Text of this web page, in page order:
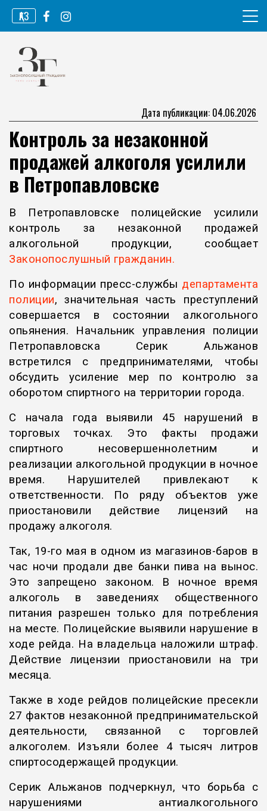
Перейти
содержимому
ҚАЗ
Законопослушный гражданин
Дата публикации: 04.06.2026
Контроль за незаконной
продажей алкоголя усилили
в Петропавловске
В Петропавловске полицейские усилили
контроль за незаконной продажей
алкогольной продукции, сообщает
Законопослушный гражданин.
По информации пресс-службы департамента
полиции, значительная часть преступлений
совершается в состоянии алкогольного
опьянения. Начальник управления полиции
Петропавловска Серик Альжанов
встретился с предпринимателями, чтобы
обсудить усиление мер по контролю за
оборотом спиртного на территории города.
С начала года выявили 45 нарушений в
торговых точках. Это факты продажи
спиртного несовершеннолетним и
реализации алкогольной продукции в ночное
время. Нарушителей привлекают к
ответственности. По ряду объектов уже
приостановили действие лицензий на
продажу алкоголя.
Так, 19-го мая в одном из магазинов-баров в
час ночи продали две банки пива на вынос.
Это запрещено законом. В ночное время
алкоголь в заведениях общественного
питания разрешен только для потребления
на месте. Полицейские выявили нарушение в
ходе рейда. На владельца наложили штраф.
Действие лицензии приостановили на три
месяца.
Также в ходе рейдов полицейские пресекли
27 фактов незаконной предпринимательской
деятельности, связанной с торговлей
алкоголем. Изъяли более 4 тысяч литров
спиртосодержащей продукции.
Серик Альжанов подчеркнул, что борьба с
нарушениями антиалкогольного